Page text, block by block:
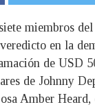
miembros
en la
de USD
de Johnny
Amber